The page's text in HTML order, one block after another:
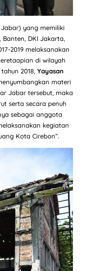
yang memiliki
DKI Jakarta,
2019 melaksanakan
di wilayah
2018, Yayasan
materi
Jabar tersebut, maka
serta secara penuh
sebagai anggota
kegiatan
Kota Cirebon”.